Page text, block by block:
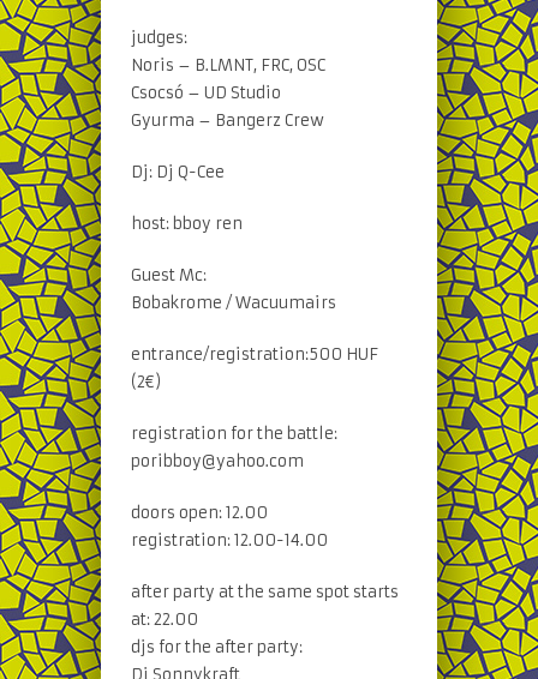
judges:
Noris – B.LMNT, FRC, OSC
Csocsó – UD Studio
Gyurma – Bangerz Crew
Dj: Dj Q-Cee
host: bboy ren
Guest Mc:
Bobakrome / Wacuumairs
entrance/registration:500 HUF
(2€)
registration for the battle:
poribboy@yahoo.com
doors open: 12.00
registration: 12.00-14.00
after party at the same spot starts
at: 22.00
djs for the after party: